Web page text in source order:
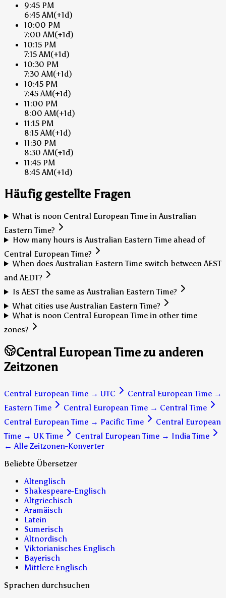
9:45 PM
6:45 AM(+1d)
10:00 PM
7:00 AM(+1d)
10:15 PM
7:15 AM(+1d)
10:30 PM
7:30 AM(+1d)
10:45 PM
7:45 AM(+1d)
11:00 PM
8:00 AM(+1d)
11:15 PM
8:15 AM(+1d)
11:30 PM
8:30 AM(+1d)
11:45 PM
8:45 AM(+1d)
Häufig gestellte Fragen
What is noon Central European Time in Australian
Eastern Time?
How many hours is Australian Eastern Time ahead of
Central European Time?
When does Australian Eastern Time switch between AEST
and AEDT?
Is AEST the same as Australian Eastern Time?
What cities use Australian Eastern Time?
What is noon Central European Time in other time
zones?
Central European Time zu anderen
Zeitzonen
Central European Time → UTC Central European Time →
Eastern Time
Central European Time → Central Time
Central European Time → Pacific Time
Central European
Time → UK Time Central European Time → India Time
← Alle Zeitzonen-Konverter
Beliebte Übersetzer
Altenglisch
Shakespeare-Englisch
Altgriechisch
Aramäisch
Latein
Sumerisch
Altnordisch
Viktorianisches Englisch
Bayerisch
Mittlere Englisch
Sprachen durchsuchen